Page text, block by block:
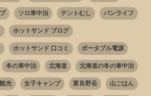
ソロ車中泊 テントむし バンライフ
ホットサンド ブログ
ホットサンド 口コミ ポータブル電源
冬の車中泊 北海道 北海道の冬の車中泊
光 女子キャンプ 富良野岳 山ごはん